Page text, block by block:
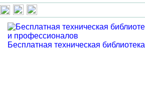
Бесплатная техническая библиотека